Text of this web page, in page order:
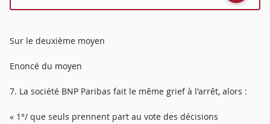
Sur le deuxième moyen
Enoncé du moyen
7. La société BNP Paribas fait le même grief à l'arrêt, alors :
« 1°/ que seuls prennent part au vote des décisions